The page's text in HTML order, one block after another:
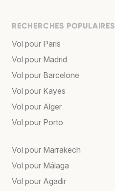
RECHERCHES POPULAIRES
Vol pour Paris
Vol pour Madrid
Vol pour Barcelone
Vol pour Kayes
Vol pour Alger
Vol pour Porto
Vol pour Marrakech
Vol pour Málaga
Vol pour Agadir